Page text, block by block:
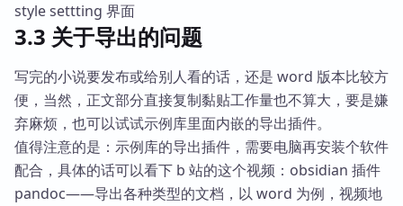
style settting 界面
3.3 关于导出的问题
写完的小说要发布或给别人看的话，还是 word 版本比较方
便，当然，正文部分直接复制黏贴工作量也不算大，要是嫌
弃麻烦，也可以试试示例库里面内嵌的导出插件。
值得注意的是：示例库的导出插件，需要电脑再安装个软件
配合，具体的话可以看下 b 站的这个视频：obsidian 插件
pandoc——导出各种类型的文档，以 word 为例，视频地